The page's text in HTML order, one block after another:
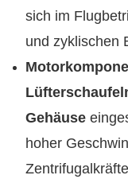
sich im
und zyklischen
Gehäuse
hoher